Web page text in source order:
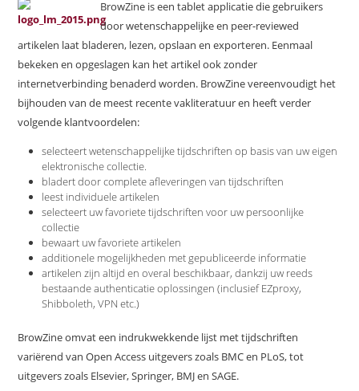
BrowZine is een tablet applicatie die gebruikers
door wetenschappelijke en peer-reviewed
artikelen laat bladeren, lezen, opslaan en exporteren. Eenmaal
bekeken en opgeslagen kan het artikel ook zonder
internetverbinding benaderd worden. BrowZine vereenvoudigt het
bijhouden van de meest recente vakliteratuur en heeft verder
volgende klantvoordelen:
selecteert wetenschappelijke tijdschriften op basis van uw eigen
elektronische collectie.
bladert door complete afleveringen van tijdschriften
leest individuele artikelen
selecteert uw favoriete tijdschriften voor uw persoonlijke
collectie
bewaart uw favoriete artikelen
additionele mogelijkheden met gepubliceerde informatie
artikelen zijn altijd en overal beschikbaar, dankzij uw reeds
bestaande authenticatie oplossingen (inclusief EZproxy,
Shibboleth, VPN etc.)
BrowZine omvat een indrukwekkende lijst met tijdschriften
variërend van Open Access uitgevers zoals BMC en PLoS, tot
uitgevers zoals Elsevier, Springer, BMJ en SAGE.